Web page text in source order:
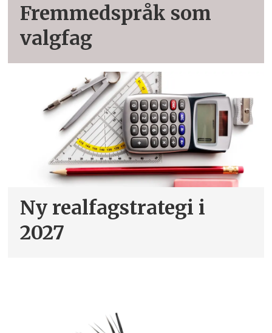
Fremmedspråk som
valgfag
Ny realfagstrategi i
2027